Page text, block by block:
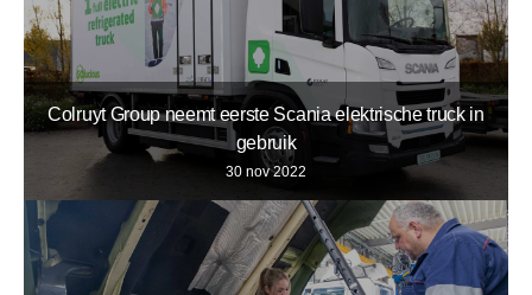
Colruyt Group neemt eerste Scania elektrische truck in
gebruik
30 nov 2022